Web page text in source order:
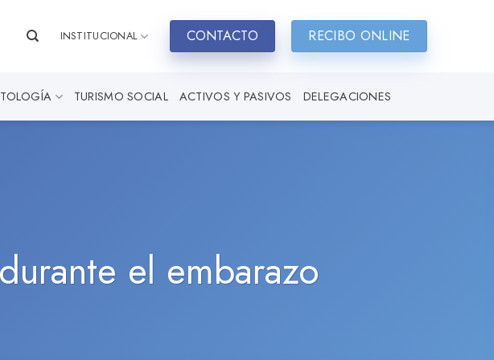
INSTITUCIONAL CONTACTO RECIBO ONLINE
TURISMO SOCIAL ACTIVOS Y PASIVOS DELEGACIONES
el embarazo